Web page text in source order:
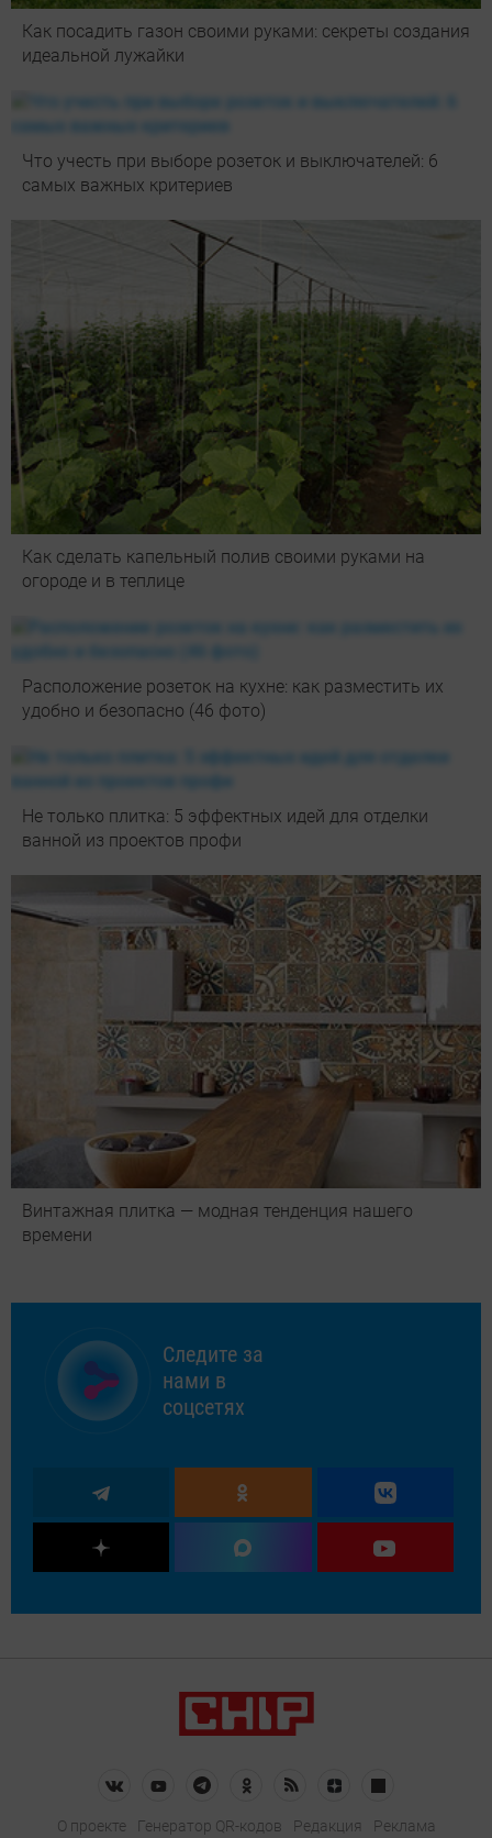
Как посадить газон своими руками: секреты создания
идеальной лужайки
Что учесть при выборе розеток и выключателей: 6
самых важных критериев
Как сделать капельный полив своими руками на
огороде и в теплице
Расположение розеток на кухне: как разместить их
удобно и безопасно (46 фото)
Не только плитка: 5 эффектных идей для отделки
ванной из проектов профи
Винтажная плитка — модная тенденция нашего
времени
Следите за
нами в
соцсетях
О проекте Генератор QR-кодов Редакция Реклама